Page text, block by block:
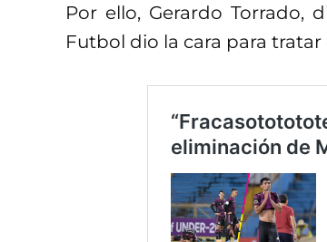
Por ello, Gerardo Torrado,
Futbol dio la cara para tratar